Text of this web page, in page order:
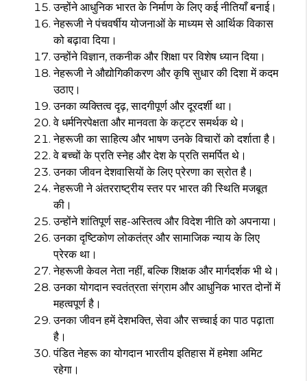
उन्होंने आधुनिक भारत के निर्माण के लिए कई नीतियाँ बनाई।
नेहरूजी ने पंचवर्षीय योजनाओं के माध्यम से आर्थिक विकास
को बढ़ावा दिया।
उन्होंने विज्ञान, तकनीक और शिक्षा पर विशेष ध्यान दिया।
नेहरूजी ने औद्योगिकीकरण और कृषि सुधार की दिशा में कदम
उठाए।
उनका व्यक्तित्व दृढ़, सादगीपूर्ण और दूरदर्शी था।
वे धर्मनिरपेक्षता और मानवता के कट्टर समर्थक थे।
नेहरूजी का साहित्य और भाषण उनके विचारों को दर्शाता है।
वे बच्चों के प्रति स्नेह और देश के प्रति समर्पित थे।
उनका जीवन देशवासियों के लिए प्रेरणा का स्रोत है।
नेहरूजी ने अंतरराष्ट्रीय स्तर पर भारत की स्थिति मजबूत
की।
उन्होंने शांतिपूर्ण सह-अस्तित्व और विदेश नीति को अपनाया।
उनका दृष्टिकोण लोकतंत्र और सामाजिक न्याय के लिए
प्रेरक था।
नेहरूजी केवल नेता नहीं, बल्कि शिक्षक और मार्गदर्शक भी थे।
उनका योगदान स्वतंत्रता संग्राम और आधुनिक भारत दोनों में
महत्वपूर्ण है।
उनका जीवन हमें देशभक्ति, सेवा और सच्चाई का पाठ पढ़ाता
है।
पंडित नेहरू का योगदान भारतीय इतिहास में हमेशा अमिट
रहेगा।